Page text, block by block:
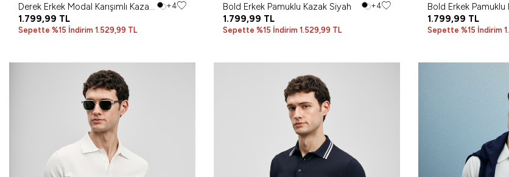
Derek Erkek Modal Karışımlı Kazak
Kırık Beyaz
+4
1.799,99 TL
Sepette %15 İndirim 1.529,99 TL
Bold Erkek Pamuklu Kazak Siyah +4
1.799,99 TL
Sepette %15 İndirim 1.529,99 TL
Bold Erkek Pamuklu
Lacivert
1.799,99 TL
Sepette %15 İndirim